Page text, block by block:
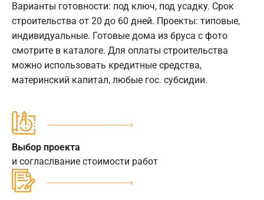
Варианты готовности: под ключ, под усадку. Срок
строительства от 20 до 60 дней. Проекты: типовые,
индивидуальные. Готовые дома из бруса с фото
смотрите в каталоге. Для оплаты строительства
можно использовать кредитные средства,
материнский капитал, любые гос. субсидии.
Выбор проекта
и согласлвание стоимости работ